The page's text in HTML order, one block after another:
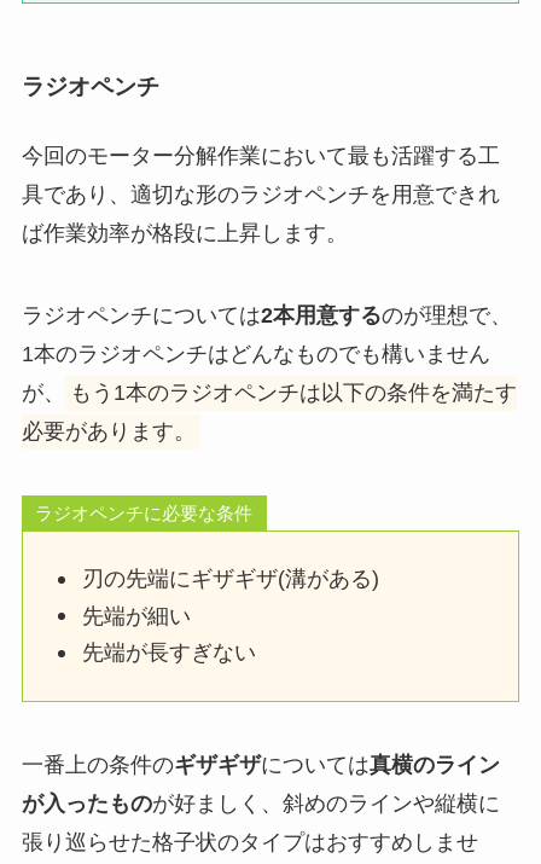
ラジオペンチ
今回のモーター分解作業において最も活躍する工
具であり、適切な形のラジオペンチを用意できれ
ば作業効率が格段に上昇します。
ラジオペンチについては2本用意するのが理想で、
1本のラジオペンチはどんなものでも構いません
が、
もう1本のラジオペンチは以下の条件を満たす
必要があります。
ラジオペンチに必要な条件
刃の先端にギザギザ(溝がある)
先端が細い
先端が長すぎない
一番上の条件のギザギザについては真横のライン
が入ったものが好ましく、斜めのラインや縦横に
張り巡らせた格子状のタイプはおすすめしませ